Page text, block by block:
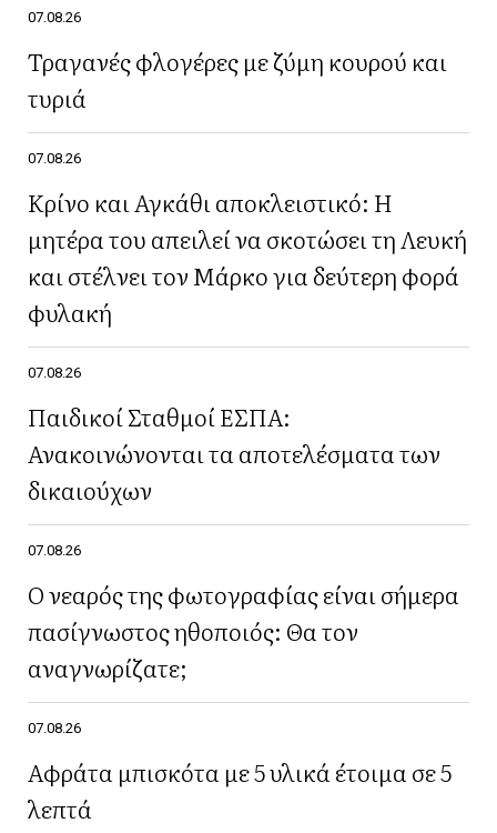
07.08.26
Τραγανές φλογέρες με ζύμη κουρού και
τυριά
07.08.26
Κρίνο και Αγκάθι αποκλειστικό: Η
μητέρα του απειλεί να σκοτώσει τη Λευκή
και στέλνει τον Μάρκο για δεύτερη φορά
φυλακή
07.08.26
Παιδικοί Σταθμοί ΕΣΠΑ:
Ανακοινώνονται τα αποτελέσματα των
δικαιούχων
07.08.26
Ο νεαρός της φωτογραφίας είναι σήμερα
πασίγνωστος ηθοποιός: Θα τον
αναγνωρίζατε;
07.08.26
Αφράτα μπισκότα με 5 υλικά έτοιμα σε 5
λεπτά